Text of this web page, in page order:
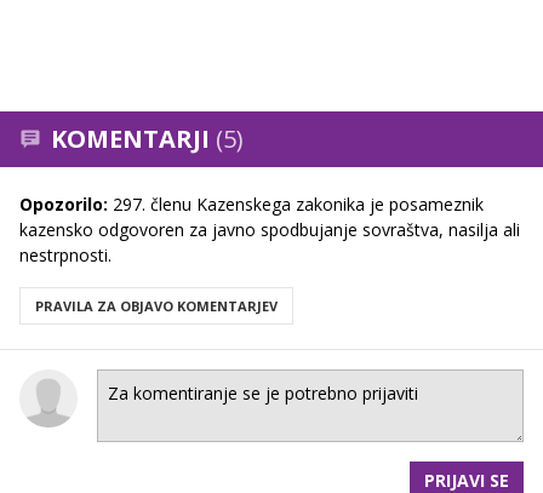
KOMENTARJI (5)
Opozorilo: 297. členu Kazenskega zakonika je posameznik
kazensko odgovoren za javno spodbujanje sovraštva, nasilja ali
nestrpnosti.
PRAVILA ZA OBJAVO KOMENTARJEV
PRIJAVI SE